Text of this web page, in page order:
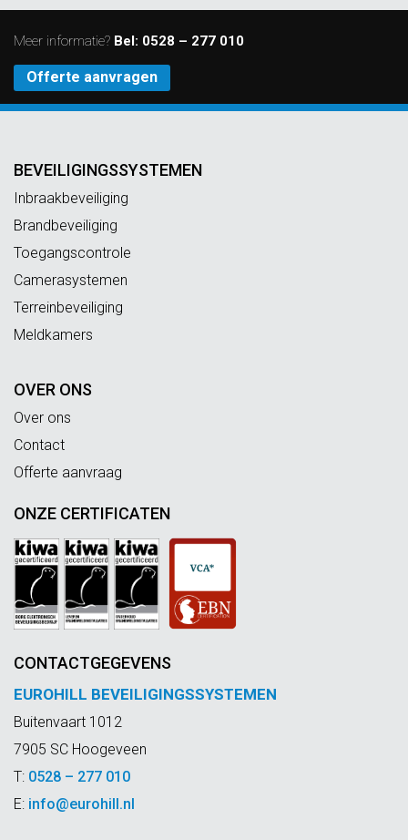
Meer informatie? Bel: 0528 – 277 010
Offerte aanvragen
BEVEILIGINGSSYSTEMEN
Inbraakbeveiliging
Brandbeveiliging
Toegangscontrole
Camerasystemen
Terreinbeveiliging
Meldkamers
OVER ONS
Over ons
Contact
Offerte aanvraag
ONZE CERTIFICATEN
CONTACTGEGEVENS
EUROHILL BEVEILIGINGSSYSTEMEN
Buitenvaart 1012
7905 SC Hoogeveen
T: 0528 – 277 010
E: info@eurohill.nl